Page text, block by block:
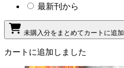
最新刊から
未購入分をまとめてカートに追加
カートに追加しました